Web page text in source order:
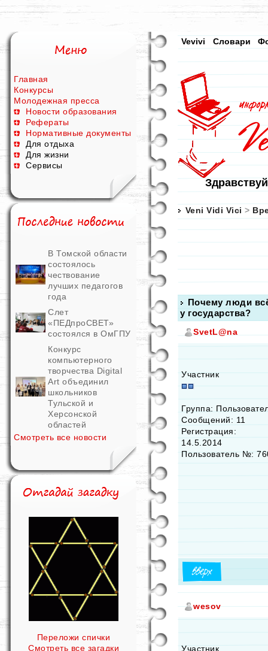
Главная
Конкурсы
Молодежная пресса
Новости образования
Рефераты
Нормативные документы
Для отдыха
Для жизни
Сервисы
В Томской области
состоялось
чествование
лучших педагогов
года
Слет
«ПЕДпроСВЕТ»
состоялся в ОмГПУ
Конкурс
компьютерного
творчества Digital
Art объединил
школьников
Тульской и
Херсонской
областей
Смотреть все новости
Переложи спички
Смотреть все загадки
Vevivi Словари
Veni Vidi Vici >
Почему люди
у государства?
SvetL@na
Участник
Группа:
Сообщений: 11
Регистрация:
14.5.2014
Пользователь №:
wesov
Участник